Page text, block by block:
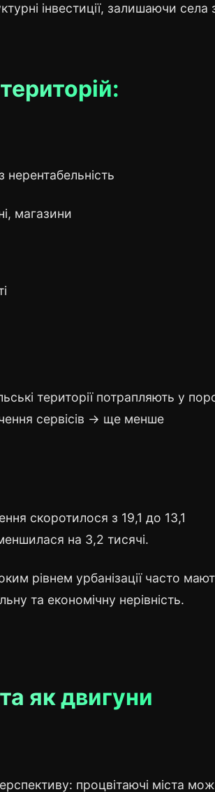
інвестиції, залишаючи села
магазини
території потрапляють у
сервісів → ще менше
скоротилося з 19,1 до 13,1
на 3,2 тисячі.
рівнем урбанізації часто
та економічну нерівність.
як двигуни
процвітаючі міста